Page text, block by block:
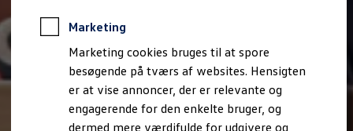
Marketing
Marketing cookies bruges til at spore
besøgende på tværs af websites. Hensigten
er at vise annoncer, der er relevante og
engagerende for den enkelte bruger, og
dermed mere værdifulde for udgivere og
Servicefordele
Digitale ekstrafunktioner
Se tjenesterne til din model
Volkswagen-apps, login og shop
Forbind mobiltelefonen med bilen
Opdateringer til software, kort og radio
Fleet Interface Data
MinVolkswagen